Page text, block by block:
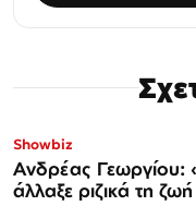
Showbiz
Ανδρέας Γεωργίου:
άλλαξε ριζικά τη